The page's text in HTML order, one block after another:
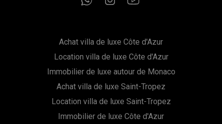
Achat villa de luxe Côte d'Azur
Location villa de luxe Côte d'Azur
Immobilier de luxe autour de Monaco
Achat villa de luxe Saint-Tropez
Location villa de luxe Saint-Tropez
Immobilier de luxe Côte d'Azur